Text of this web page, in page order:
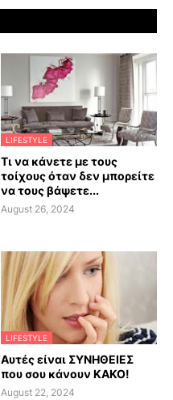
LIFESTYLE
Τι να κάνετε με τους
τοίχους όταν δεν μπορείτε
να τους βάψετε...
August 26, 2024
LIFESTYLE
Αυτές είναι ΣΥΝΗΘΕΙΕΣ
που σου κάνουν ΚΑΚΟ!
August 22, 2024